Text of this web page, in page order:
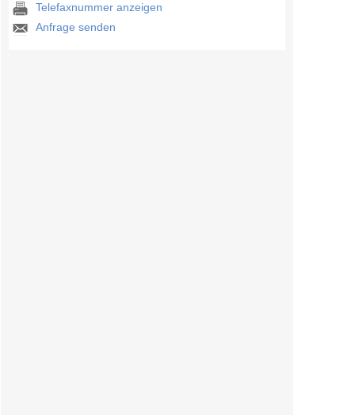
Telefaxnummer anzeigen
Anfrage senden